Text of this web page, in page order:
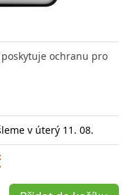
ochranu pro
v úterý 11. 08.
nabíjení
11. 08.